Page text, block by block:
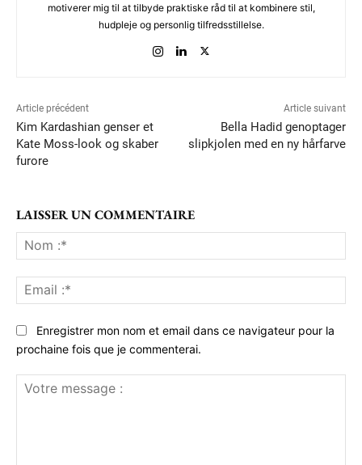
motiverer mig til at tilbyde praktiske råd til at kombinere stil,
hudpleje og personlig tilfredsstillelse.
Article précédent
Kim Kardashian genser et
Kate Moss-look og skaber
furore
Article suivant
Bella Hadid genoptager
slipkjolen med en ny hårfarve
LAISSER UN COMMENTAIRE
:*
:*
Enregistrer mon nom et email dans ce navigateur pour la
prochaine fois que je commenterai.